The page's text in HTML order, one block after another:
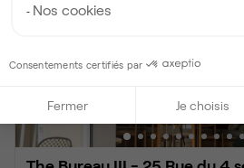
Nos cookies
Consentements certifiés par
Fermer Je choisis